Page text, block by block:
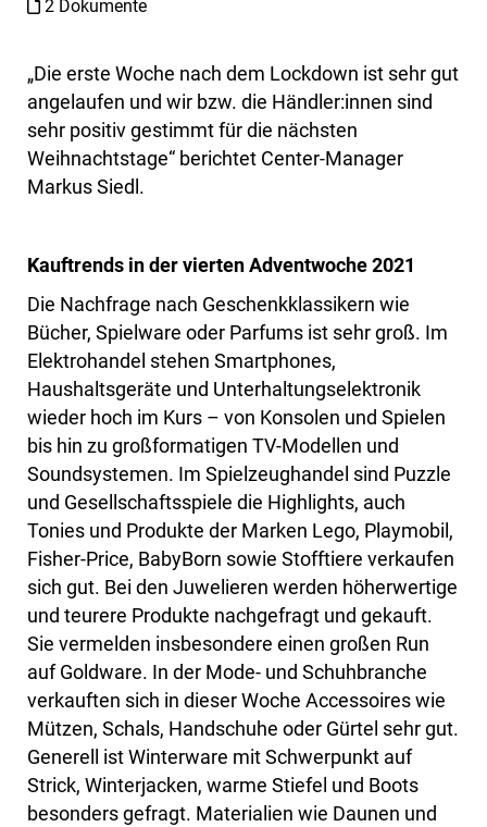
2 Dokumente
„Die erste Woche nach dem Lockdown ist sehr gut
angelaufen und wir bzw. die Händler:innen sind
sehr positiv gestimmt für die nächsten
Weihnachtstage“ berichtet Center-Manager
Markus Siedl.
Kauftrends in der vierten Adventwoche 2021
Die Nachfrage nach Geschenkklassikern wie
Bücher, Spielware oder Parfums ist sehr groß. Im
Elektrohandel stehen Smartphones,
Haushaltsgeräte und Unterhaltungselektronik
wieder hoch im Kurs – von Konsolen und Spielen
bis hin zu großformatigen TV-Modellen und
Soundsystemen. Im Spielzeughandel sind Puzzle
und Gesellschaftsspiele die Highlights, auch
Tonies und Produkte der Marken Lego, Playmobil,
Fisher-Price, BabyBorn sowie Stofftiere verkaufen
sich gut. Bei den Juwelieren werden höherwertige
und teurere Produkte nachgefragt und gekauft.
Sie vermelden insbesondere einen großen Run
auf Goldware. In der Mode- und Schuhbranche
verkauften sich in dieser Woche Accessoires wie
Mützen, Schals, Handschuhe oder Gürtel sehr gut.
Generell ist Winterware mit Schwerpunkt auf
Strick, Winterjacken, warme Stiefel und Boots
besonders gefragt. Materialien wie Daunen und